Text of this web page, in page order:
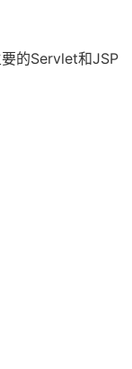
的Servlet和JSP